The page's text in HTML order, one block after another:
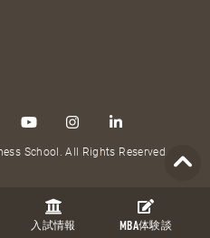
入試情報 MBA体験談
School. All Rights Reserved.